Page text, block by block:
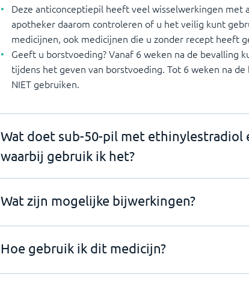
Deze anticonceptiepil heeft veel wisselwerkingen met
apotheker daarom controleren of u het veilig kunt
medicijnen, ook medicijnen die u zonder recept heeft
Geeft u borstvoeding? Vanaf 6 weken na de bevalling
tijdens het geven van borstvoeding. Tot 6 weken na
NIET gebruiken.
Wat doet sub-50-pil met ethinylestradiol
waarbij gebruik ik het?
Wat zijn mogelijke bijwerkingen?
Hoe gebruik ik dit medicijn?